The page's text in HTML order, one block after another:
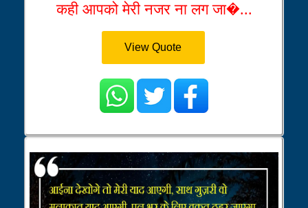
कही आपको मेरी नजर ना लग जा�...
View Quote